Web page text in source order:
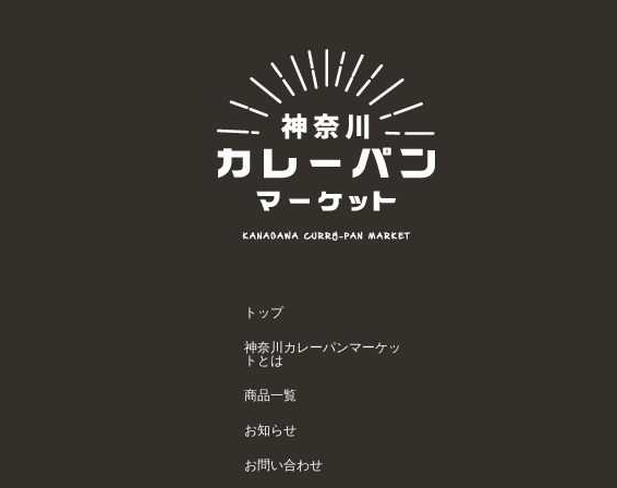
トップ
神奈川カレーパンマーケッ
トとは
商品一覧
お知らせ
お問い合わせ